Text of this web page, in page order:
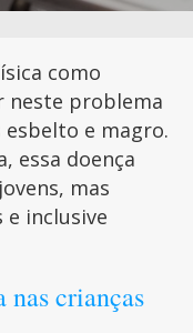
como
neste problema
e magro.
essa doença
mas
inclusive
nas crianças